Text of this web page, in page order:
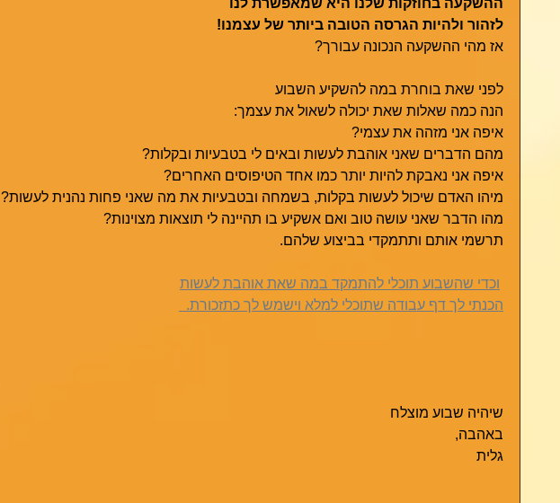
ההשקעה בחוזקות שלנו היא שמאפשרת לנו
לזהור ולהיות הגרסה הטובה ביותר של עצמנו!
אז מהי ההשקעה הנכונה עבורך?
לפני שאת בוחרת במה להשקיע השבוע
הנה כמה שאלות שאת יכולה לשאול את עצמך:
איפה אני מזהה את עצמי?
מהם הדברים שאני אוהבת לעשות ובאים לי בטבעיות ובקלות?
איפה אני נאבקת להיות יותר כמו אחד הטיפוסים האחרים?
מיהו האדם שיכול לעשות בקלות, בשמחה ובטבעיות את מה שאני פחות נהנית לעשות?
מהו הדבר שאני עושה טוב ואם אשקיע בו תהיינה לי תוצאות מצוינות?
תרשמי אותם ותתמקדי בביצוע שלהם.
וכדי שהשבוע תוכלי להתמקד במה שאת אוהבת לעשות
הכנתי לך דף עבודה שתוכלי למלא וישמש לך כתזכורת.
שיהיה שבוע מוצלח
באהבה,
גלית